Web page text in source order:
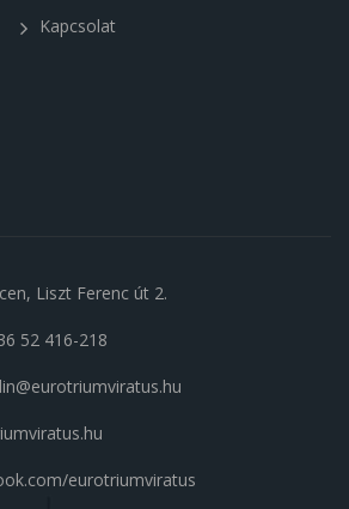
Kapcsolat
Liszt Ferenc út 2.
52 416-218
eurotriumviratus